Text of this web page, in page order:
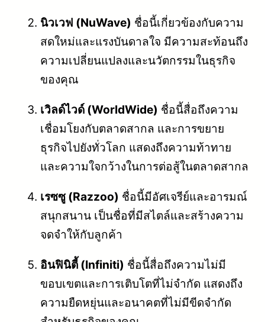
นิวเวฟ (NuWave) ชื่อนี้เกี่ยวข้องกับความ
สดใหม่และแรงบันดาลใจ มีความสะท้อนถึง
ความเปลี่ยนแปลงและนวัตกรรมในธุรกิจ
ของคุณ
เวิลด์ไวด์ (WorldWide) ชื่อนี้สื่อถึงความ
เชื่อมโยงกับตลาดสากล และการขยาย
ธุรกิจไปยังทั่วโลก แสดงถึงความท้าทาย
และความใจกว้างในการต่อสู้ในตลาดสากล
เรซซู (Razzoo) ชื่อนี้มีอัศเจรีย์และอารมณ์
สนุกสนาน เป็นชื่อที่มีสไตล์และสร้างความ
จดจำให้กับลูกค้า
อินฟินิตี้ (Infiniti) ชื่อนี้สื่อถึงความไม่มี
ขอบเขตและการเติบโตที่ไม่จำกัด แสดงถึง
ความยืดหยุ่นและอนาคตที่ไม่มีขีดจำกัด